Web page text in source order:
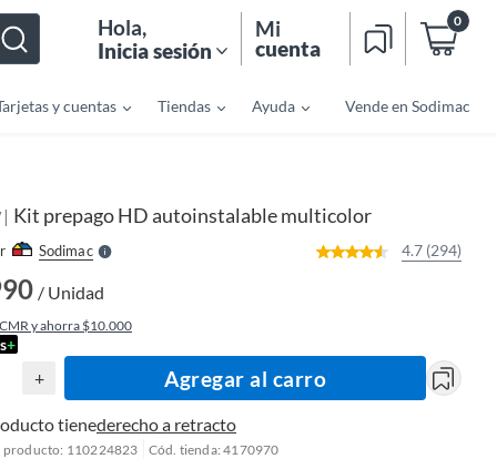
Hola,
Inicia sesión
Mi
cuenta
0
y cuentas Tiendas Ayuda Vende en Sodimac
| Kit prepago HD autoinstalable multicolor
SodimacS
l
l
4.7 (294)
/ Unidad
y ahorra $10.000
+
+ Agregar al carro
tienederecho a retracto
producto: 110224823 Cód. tienda: 4170970